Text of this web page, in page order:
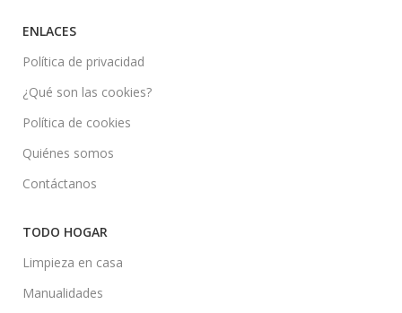
ENLACES
Política de privacidad
¿Qué son las cookies?
Política de cookies
Quiénes somos
Contáctanos
TODO HOGAR
Limpieza en casa
Manualidades